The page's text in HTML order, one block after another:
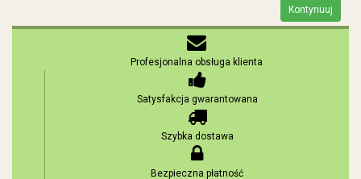
Kontynuuj
Profesjonalna obsługa klienta
Satysfakcja gwarantowana
Szybka dostawa
Bezpieczna płatność